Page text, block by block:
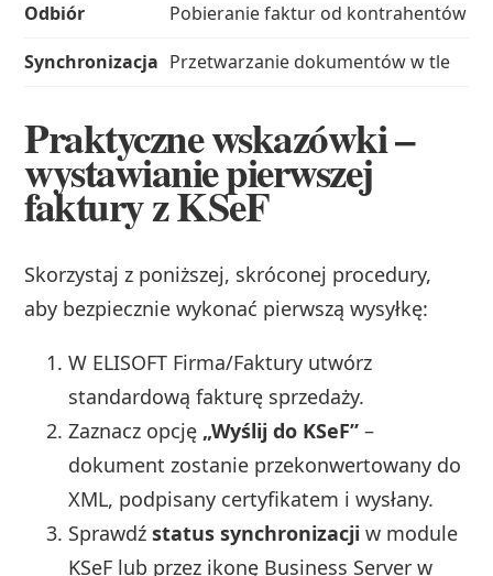
Odbiór
Pobieranie faktur od kontrahentów
Synchronizacja Przetwarzanie dokumentów w tle
Praktyczne wskazówki –
wystawianie pierwszej
faktury z KSeF
Skorzystaj z poniższej, skróconej procedury,
aby bezpiecznie wykonać pierwszą wysyłkę:
W ELISOFT Firma/Faktury utwórz
standardową fakturę sprzedaży.
Zaznacz opcję „Wyślij do KSeF” –
dokument zostanie przekonwertowany do
XML, podpisany certyfikatem i wysłany.
Sprawdźstatus synchronizacji w module
KSeF lub przez ikonę Business Server w